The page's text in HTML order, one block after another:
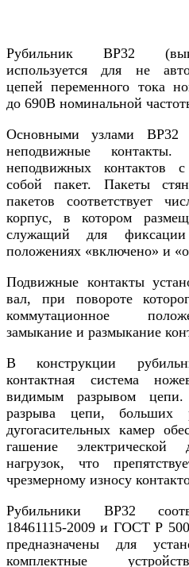
Рубильник ВР32
используется для не
цепей переменного тока
до 690В номинальной
Основными узлами ВР32
неподвижные
неподвижных контактов с
собой пакет. Пакеты
пакетов соответствует
корпус, в котором
служащий для
положениях «включено» и
Подвижные контакты
вал, при повороте
коммутационное
замыкание и размыкание
В конструкции
контактная система
видимым разрывом
разрыва цепи, больших
дугогасительных камер
гашение
нагрузок, что
чрезмерному износу
Рубильники ВР32
18461115-2009 и ГОСТ Р
предназначены для
комплектные